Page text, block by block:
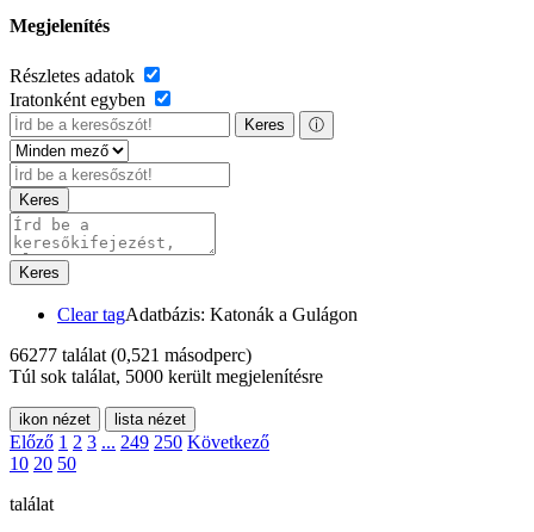
Megjelenítés
Részletes adatok
Iratonként egyben
Keres ⓘ
Keres
Keres
Clear tagAdatbázis: Katonák a Gulágon
66277 találat (0,521 másodperc)
Túl sok találat, 5000 került megjelenítésre
ikon nézet lista nézet
Előző 1 2 3 ... 249 250 Következő
10 20 50
találat